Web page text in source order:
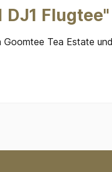
DJ1 Flugtee"
Tea Estate